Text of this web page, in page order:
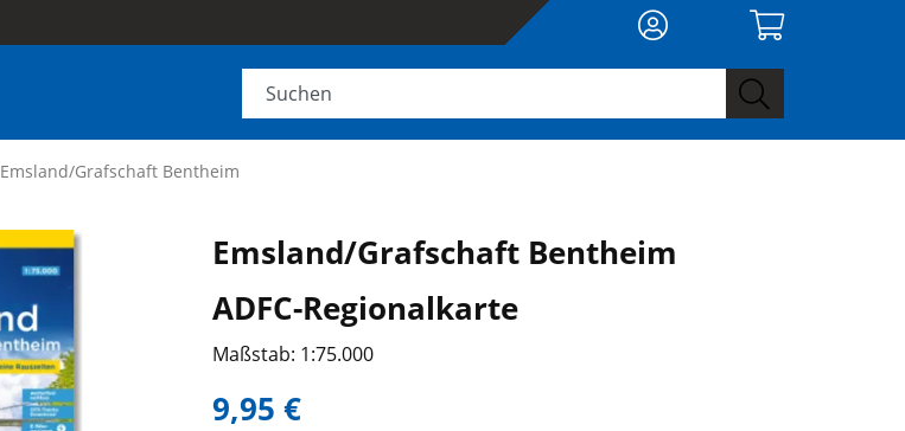
Emsland/Grafschaft Bentheim
Emsland/Grafschaft Bentheim
ADFC-Regionalkarte
Maßstab: 1:75.000
9,95 €